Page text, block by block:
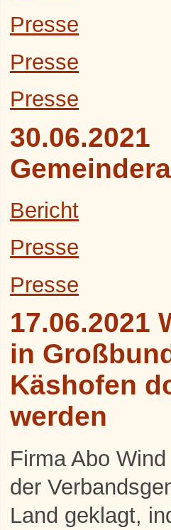
Presse
Presse
Presse
30.06.2021
Bericht
Presse
Presse
17.06.2021
in
Käshofen
werden
Firma Abo
der
Land geklagt,